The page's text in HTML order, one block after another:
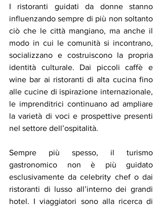
I ristoranti guidati da donne stanno
influenzando sempre di più non soltanto
ciò che le città mangiano, ma anche il
modo in cui le comunità si incontrano,
socializzano e costruiscono la propria
identità culturale. Dai piccoli caffè e
wine bar ai ristoranti di alta cucina fino
alle cucine di ispirazione internazionale,
le imprenditrici continuano ad ampliare
la varietà di voci e prospettive presenti
nel settore dell’ospitalità.
Sempre più spesso, il turismo
gastronomico non è più guidato
esclusivamente da celebrity chef o dai
ristoranti di lusso all’interno dei grandi
hotel. I viaggiatori sono alla ricerca di